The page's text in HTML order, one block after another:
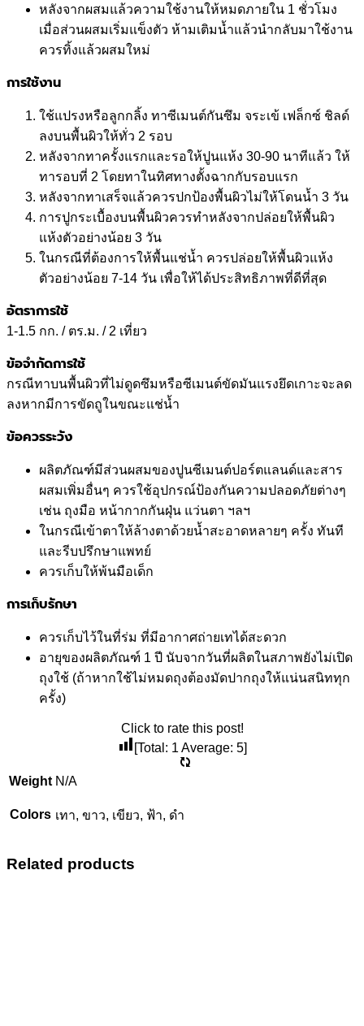
หลังจากผสมแล้วความใช้งานให้หมดภายใน 1 ชั่วโมง
เมื่อส่วนผสมเริ่มแข็งตัว ห้ามเติมน้ำแล้วนำกลับมาใช้งาน
ควรทิ้งแล้วผสมใหม่
การใช้งาน
ใช้แปรงหรือลูกกลิ้ง ทาซีเมนต์กันซึม จระเข้ เฟล็กซ์ ชิลด์
ลงบนพื้นผิวให้ทั่ว 2 รอบ
หลังจากทาครั้งแรกและรอให้ปูนแห้ง 30-90 นาทีแล้ว ให้
ทารอบที่ 2 โดยทาในทิศทางตั้งฉากกับรอบแรก
หลังจากทาเสร็จแล้วควรปกป้องพื้นผิวไม่ให้โดนน้ำ 3 วัน
การปูกระเบื้องบนพื้นผิวควรทำหลังจากปล่อยให้พื้นผิว
แห้งตัวอย่างน้อย 3 วัน
ในกรณีที่ต้องการให้พื้นแช่น้ำ ควรปล่อยให้พื้นผิวแห้ง
ตัวอย่างน้อย 7-14 วัน เพื่อให้ได้ประสิทธิภาพที่ดีที่สุด
อัตราการใช้
1-1.5 กก. / ตร.ม. / 2 เที่ยว
ข้อจำกัดการใช้
กรณีทาบนพื้นผิวที่ไม่ดูดซึมหรือซีเมนต์ขัดมันแรงยึดเกาะจะลด
ลงหากมีการขัดถูในขณะแช่น้ำ
ข้อควรระวัง
ผลิตภัณฑ์มีส่วนผสมของปูนซีเมนต์ปอร์ตแลนด์และสาร
ผสมเพิ่มอื่นๆ ควรใช้อุปกรณ์ป้องกันความปลอดภัยต่างๆ
เช่น ถุงมือ หน้ากากกันฝุ่น แว่นตา ฯลฯ
ในกรณีเข้าตาให้ล้างตาด้วยน้ำสะอาดหลายๆ ครั้ง ทันที
และรีบปรึกษาแพทย์
ควรเก็บให้พ้นมือเด็ก
การเก็บรักษา
ควรเก็บไว้ในที่ร่ม ที่มีอากาศถ่ายเทได้สะดวก
อายุของผลิตภัณฑ์ 1 ปี นับจากวันที่ผลิตในสภาพยังไม่เปิด
ถุงใช้ (ถ้าหากใช้ไม่หมดถุงต้องมัดปากถุงให้แน่นสนิททุก
ครั้ง)
Click to rate this post!
[Total: 1 Average: 5]
Weight N/A
Colors เทา, ขาว, เขียว, ฟ้า, ดํา
Related products